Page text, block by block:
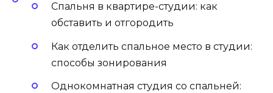
Спальня в квартире-студии: как
обставить и отгородить
Как отделить спальное место в студии:
способы зонирования
Однокомнатная студия со спальней: